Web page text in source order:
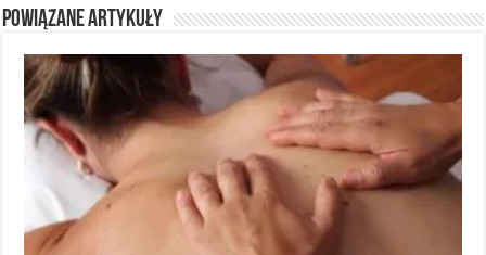
Powiązane artykuły